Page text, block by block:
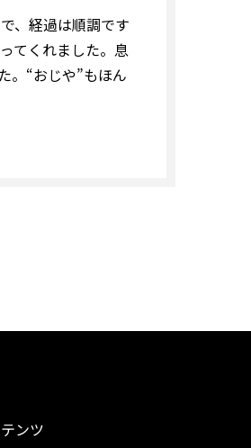
、経過は順調です
てくれました。息
。“おじや”もほん
ンツ